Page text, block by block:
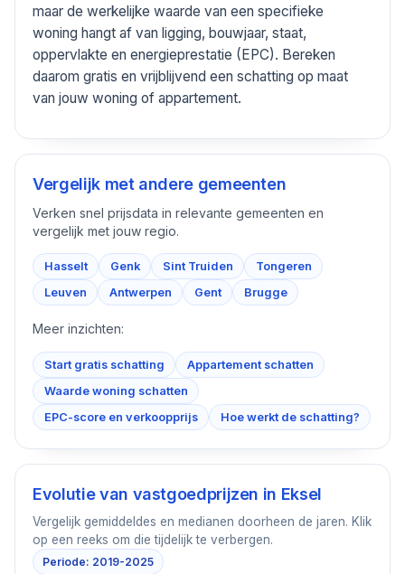
maar de werkelijke waarde van een specifieke
woning hangt af van ligging, bouwjaar, staat,
oppervlakte en energieprestatie (EPC). Bereken
daarom gratis en vrijblijvend een schatting op maat
van jouw woning of appartement.
Vergelijk met andere gemeenten
Verken snel prijsdata in relevante gemeenten en
vergelijk met jouw regio.
Hasselt Genk Sint Truiden
Tongeren
Leuven
Antwerpen Gent Brugge
Meer inzichten:
Start gratis schatting
Appartement schatten
Waarde woning schatten
EPC-score en verkoopprijs
Hoe werkt de schatting?
Evolutie van vastgoedprijzen in Eksel
Vergelijk gemiddeldes en medianen doorheen de jaren. Klik
op een reeks om die tijdelijk te verbergen.
Periode: 2019-2025